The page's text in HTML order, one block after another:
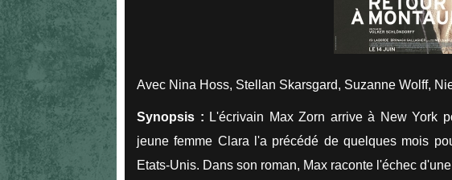
Avec Nina Hoss, Stellan Skarsgard, Suzanne Wolff,
Synopsis : L'écrivain Max Zorn arrive à New York
jeune femme Clara l'a précédé de quelques mois
Etats-Unis. Dans son roman, Max raconte l'échec